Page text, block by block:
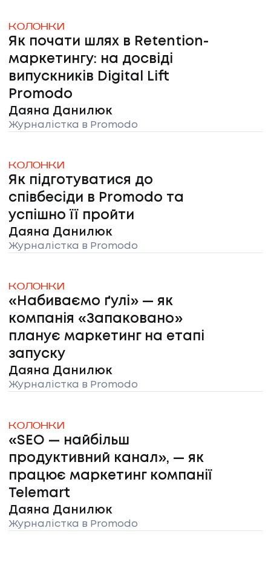
КОЛОНКИ
Як почати шлях в Retention-
маркетингу: на досвіді
випускників Digital Lift
Promodo
Даяна Данилюк
Журналістка в Promodo
КОЛОНКИ
Як підготуватися до
співбесіди в Promodo та
успішно її пройти
Даяна Данилюк
Журналістка в Promodo
КОЛОНКИ
«Набиваємо ґулі» — як
компанія «Запаковано»
планує маркетинг на етапі
запуску
Даяна Данилюк
Журналістка в Promodo
КОЛОНКИ
«SEO — найбільш
продуктивний канал», — як
працює маркетинг компанії
Telemart
Даяна Данилюк
Журналістка в Promodo